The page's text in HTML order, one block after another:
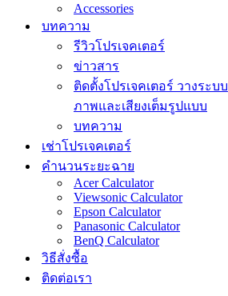
Accessories
บทความ
รีวิวโปรเจคเตอร์
ข่าวสาร
ติดตั้งโปรเจคเตอร์ วางระบบ
ภาพและเสียงเต็มรูปแบบ
บทความ
เช่าโปรเจคเตอร์
คำนวนระยะฉาย
Acer Calculator
Viewsonic Calculator
Epson Calculator
Panasonic Calculator
BenQ Calculator
วิธีสั่งซื้อ
ติดต่อเรา